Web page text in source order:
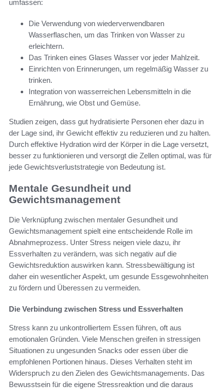
umfassen:
Die Verwendung von wiederverwendbaren
Wasserflaschen, um das Trinken von Wasser zu
erleichtern.
Das Trinken eines Glases Wasser vor jeder Mahlzeit.
Einrichten von Erinnerungen, um regelmäßig Wasser zu
trinken.
Integration von wasserreichen Lebensmitteln in die
Ernährung, wie Obst und Gemüse.
Studien zeigen, dass gut hydratisierte Personen eher dazu in
der Lage sind, ihr Gewicht effektiv zu reduzieren und zu halten.
Durch effektive Hydration wird der Körper in die Lage versetzt,
besser zu funktionieren und versorgt die Zellen optimal, was für
jede Gewichtsverluststrategie von Bedeutung ist.
Mentale Gesundheit und
Gewichtsmanagement
Die Verknüpfung zwischen mentaler Gesundheit und
Gewichtsmanagement spielt eine entscheidende Rolle im
Abnahmeprozess. Unter Stress neigen viele dazu, ihr
Essverhalten zu verändern, was sich negativ auf die
Gewichtsreduktion auswirken kann. Stressbewältigung ist
daher ein wesentlicher Aspekt, um gesunde Essgewohnheiten
zu fördern und Überessen zu vermeiden.
Die Verbindung zwischen Stress und Essverhalten
Stress kann zu unkontrolliertem Essen führen, oft aus
emotionalen Gründen. Viele Menschen greifen in stressigen
Situationen zu ungesunden Snacks oder essen über die
empfohlenen Portionen hinaus. Dieses Verhalten steht im
Widerspruch zu den Zielen des Gewichtsmanagements. Das
Bewusstsein für die eigene Stressreaktion und die daraus